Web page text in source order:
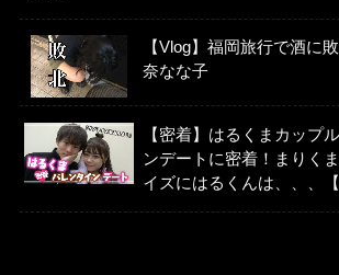
【Vlog】福岡旅行で酒に
奈なな子
【密着】はるくまカップ
ンデートに密着！まりく
イズにはるくんは、、、【